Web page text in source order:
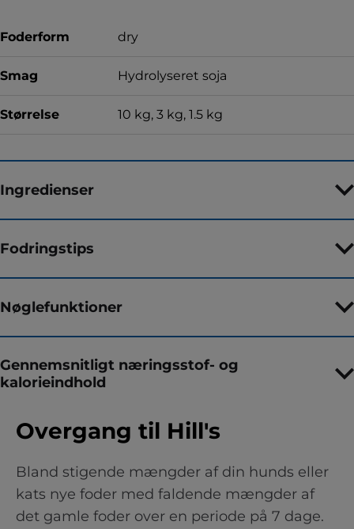
Foderform dry
Smag Hydrolyseret soja
Størrelse 10 kg, 3 kg, 1.5 kg
Ingredienser
Fodringstips
Nøglefunktioner
Gennemsnitligt næringsstof- og
kalorieindhold
Overgang til Hill's
Bland stigende mængder af din hunds eller
kats nye foder med faldende mængder af
det gamle foder over en periode på 7 dage.